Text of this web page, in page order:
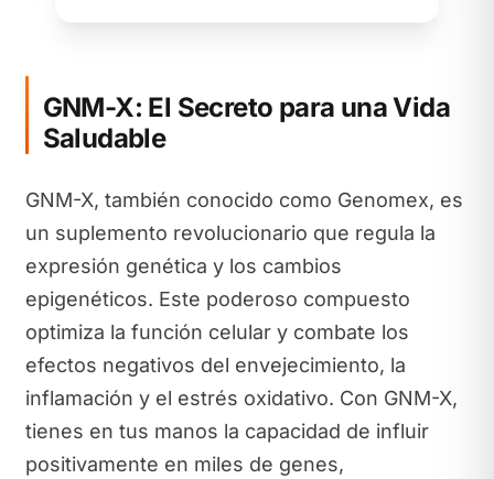
GNM-X: El Secreto para una Vida
Saludable
GNM-X, también conocido como Genomex, es
un suplemento revolucionario que regula la
expresión genética y los cambios
epigenéticos. Este poderoso compuesto
optimiza la función celular y combate los
efectos negativos del envejecimiento, la
inflamación y el estrés oxidativo. Con GNM-X,
tienes en tus manos la capacidad de influir
positivamente en miles de genes,